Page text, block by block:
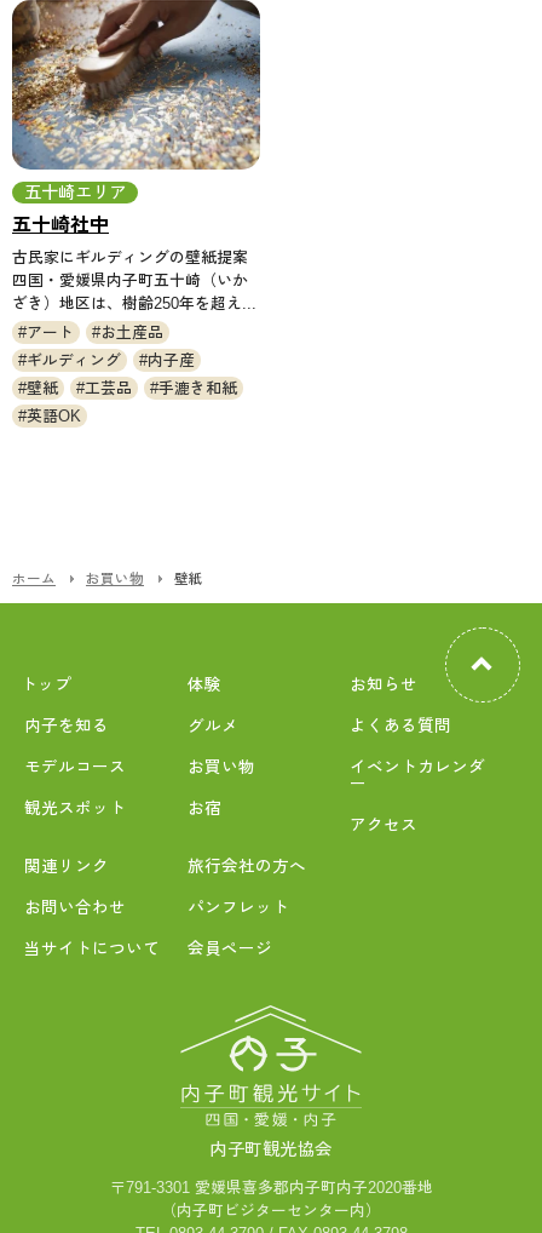
五十崎エリア
五十崎社中
古民家にギルディングの壁紙提案
四国・愛媛県内子町五十崎（いか
ざき）地区は、樹齢250年を超え...
アート
お土産品
ギルディング
内子産
壁紙
工芸品
手漉き和紙
英語OK
ホーム お買い物 壁紙
トップ
内子を知る
モデルコース
観光スポット
体験
グルメ
お買い物
お宿
お知らせ
よくある質問
イベントカレンダ
ー
アクセス
関連リンク
お問い合わせ
当サイトについて
旅行会社の方へ
パンフレット
会員ページ
内子町観光協会
〒791-3301 愛媛県喜多郡内子町内子2020番地
（内子町ビジターセンター内）